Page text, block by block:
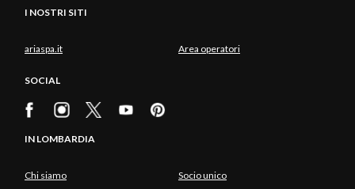
I NOSTRI SITI
ariaspa.it Area operatori
SOCIAL
IN LOMBARDIA
Chi siamo Socio unico